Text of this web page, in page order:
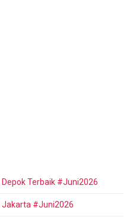
Terbaik #Juni2026
Jakarta #Juni2026